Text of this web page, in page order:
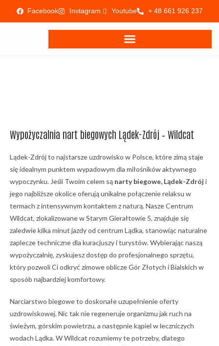
Facebook Instagram Youtube + 48 661 926 237
Wypożyczalnia nart biegowych Lądek-Zdrój – Wildcat
Lądek-Zdrój to najstarsze uzdrowisko w Polsce, które zimą staje
się idealnym punktem wypadowym dla miłośników aktywnego
wypoczynku. Jeśli Twoim celem są narty biegowe, Lądek-Zdrój i
jego najbliższe okolice oferują unikalne połączenie relaksu w
termach z intensywnym kontaktem z naturą. Nasze Centrum
Wildcat, zlokalizowane w Starym Gierałtowie 5, znajduje się
zaledwie kilka minut jazdy od centrum Lądka, stanowiąc naturalne
zaplecze techniczne dla kuracjuszy i turystów. Wybierając naszą
wypożyczalnię, zyskujesz dostęp do profesjonalnego sprzętu,
który pozwoli Ci odkryć zimowe oblicze Gór Złotych i Bialskich w
sposób najbardziej komfortowy.
Narciarstwo biegowe to doskonałe uzupełnienie oferty
uzdrowiskowej. Nic tak nie regeneruje organizmu jak ruch na
świeżym, górskim powietrzu, a następnie kąpiel w leczniczych
wodach Lądka. W Wildcat rozumiemy te potrzeby, dlatego